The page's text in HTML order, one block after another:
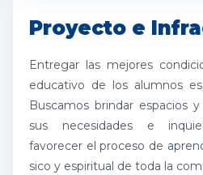
Proyecto e
Entregar las mejores
educativo de los alumnos
Buscamos brindar espacios
sus necesidades e
favorecer el proceso de
sico y espiritual de toda la